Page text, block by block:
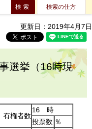
検索の仕方
更新日：2019年4月7日
選挙（16時現
権者数
16 時
投票数 ％